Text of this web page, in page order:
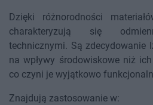
Dzięki różnorodności
charakteryzują się
technicznymi. Są zdecydowanie
na wpływy środowiskowe niż
co czyni je wyjątkowo
Znajdują zastosowanie w: